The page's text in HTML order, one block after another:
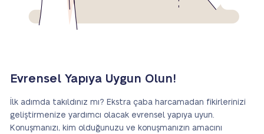
Evrensel Yapıya Uygun Olun!
İlk adımda takıldınız mı? Ekstra çaba harcamadan fikirlerinizi
geliştirmenize yardımcı olacak evrensel yapıya uyun.
Konuşmanızı, kim olduğunuzu ve konuşmanızın amacını